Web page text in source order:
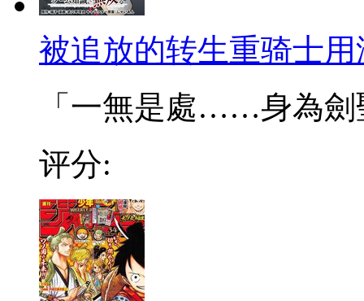
被追放的转生重骑士
「一無是處……身為劍
评分: